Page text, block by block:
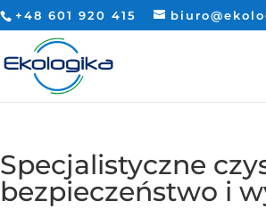
+48 601 920 415
Specjalistyczne
bezpieczeństwo i